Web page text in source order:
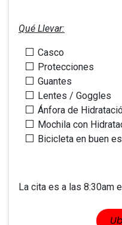
Qué Llevar:
Casco
Protecciones
Guantes
Lentes / Goggles
Ánfora de
Mochila con
Bicicleta en buen
La cita es a las 8:30am